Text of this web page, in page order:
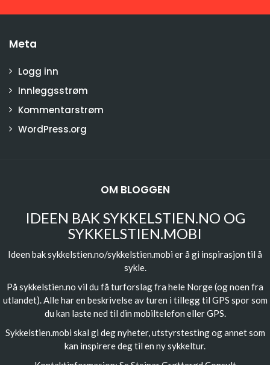
Meta
Logg inn
Innleggsstrøm
Kommentarstrøm
WordPress.org
OM BLOGGEN
IDEEN BAK SYKKELSTIEN.NO OG
SYKKELSTIEN.MOBI
Ideen bak sykkelstien.no/sykkelstien.mobi er å gi inspirasjon til å
sykle.
På sykkelstien.no vil du få turforslag fra hele Norge (og noen fra
utlandet). Alle har en beskrivelse av turen i tillegg til GPS spor som
du kan laste ned til din mobiltelefon eller GPS.
Sykkelstien.mobi skal gi deg nyheter, utstyrstesting og annet som
kan inspirere deg til en ny sykkeltur.